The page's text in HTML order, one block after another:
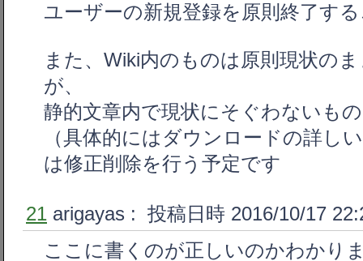
ユーザーの新規登録を原則終了す
また、Wiki内のものは原則現状の
が、
静的文章内で現状にそぐわないもの
（具体的にはダウンロードの詳し
は修正削除を行う予定です
21 arigayas : 投稿日時 2016/10/17
ここに書くのが正しいのかわかり